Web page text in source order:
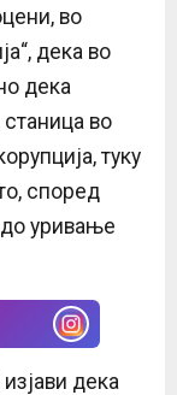
во
дека во
дека
во
туку
според
уривање
дека